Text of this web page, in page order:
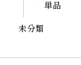
単品
未分類